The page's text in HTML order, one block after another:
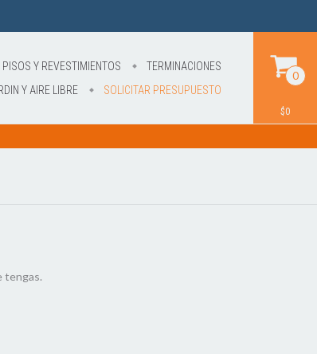
PISOS Y REVESTIMIENTOS
TERMINACIONES
Y AIRE LIBRE SOLICITAR PRESUPUESTO
0
$0
tengas.